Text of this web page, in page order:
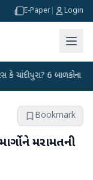
E-Paper Login
6 બાળકોના મોતથી
Bookmark
મરામતની